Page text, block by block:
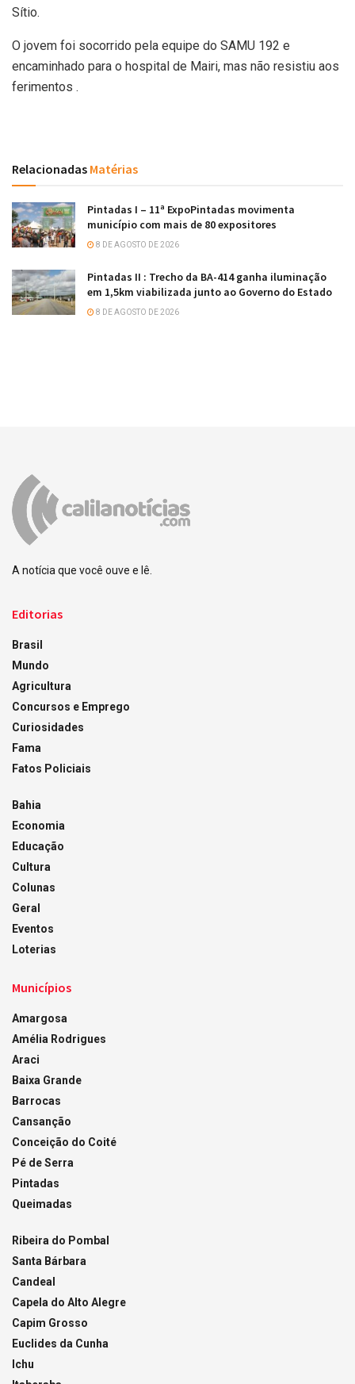
Sítio.
O jovem foi socorrido pela equipe do SAMU 192 e
encaminhado para o hospital de Mairi, mas não resistiu aos
ferimentos .
Relacionadas Matérias
Pintadas I – 11ª ExpoPintadas movimenta
município com mais de 80 expositores
8 DE AGOSTO DE 2026
Pintadas II : Trecho da BA-414 ganha iluminação
em 1,5km viabilizada junto ao Governo do Estado
8 DE AGOSTO DE 2026
A notícia que você ouve e lê.
Editorias
Brasil
Mundo
Agricultura
Concursos e Emprego
Curiosidades
Fama
Fatos Policiais
Bahia
Economia
Educação
Cultura
Colunas
Geral
Eventos
Loterias
Municípios
Amargosa
Amélia Rodrigues
Araci
Baixa Grande
Barrocas
Cansanção
Conceição do Coité
Pé de Serra
Pintadas
Queimadas
Ribeira do Pombal
Santa Bárbara
Candeal
Capela do Alto Alegre
Capim Grosso
Euclides da Cunha
Ichu